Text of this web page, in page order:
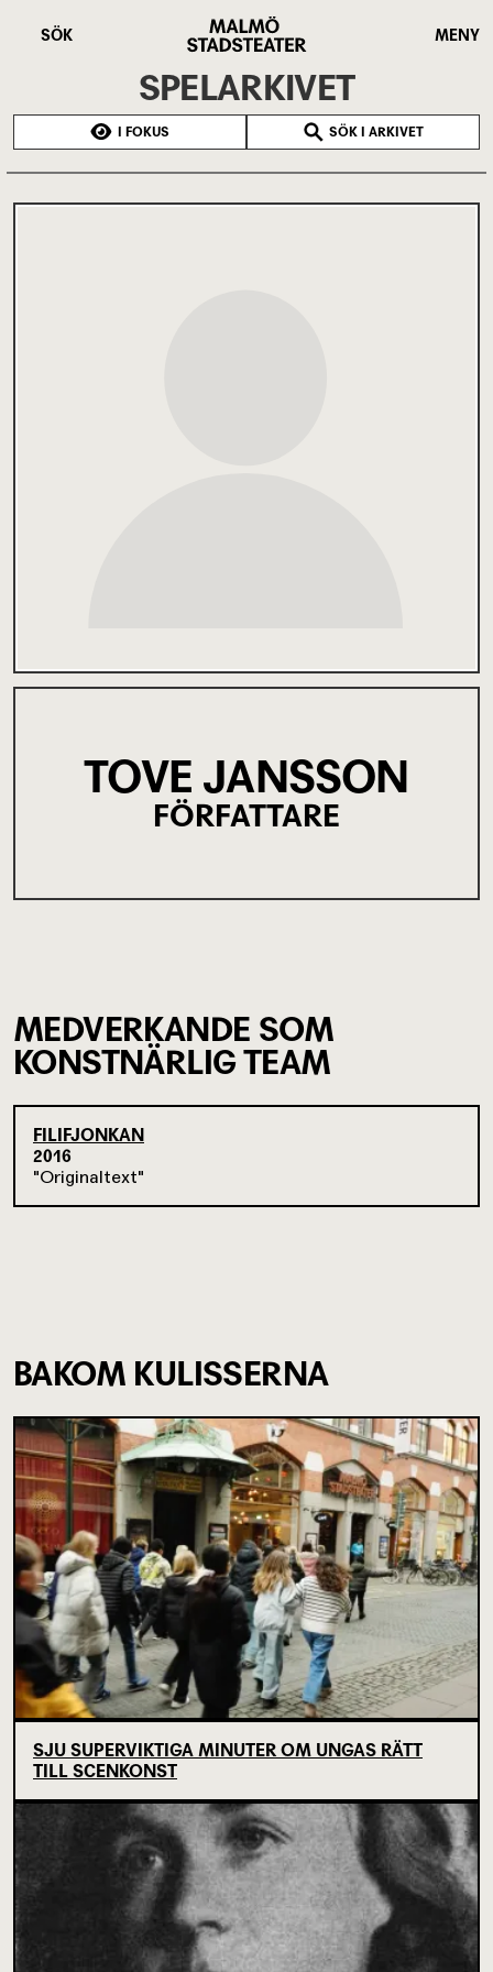
SÖK
Stadsteater
MENY
SPELARKIVET
I FOKUS SÖK I ARKIVET
TOVE JANSSON
FÖRFATTARE
MEDVERKANDE SOM
KONSTNÄRLIG TEAM
FILIFJONKAN
2016
Originaltext
BAKOM KULISSERNA
SJU SUPERVIKTIGA MINUTER OM UNGAS RÄTT
TILL SCENKONST